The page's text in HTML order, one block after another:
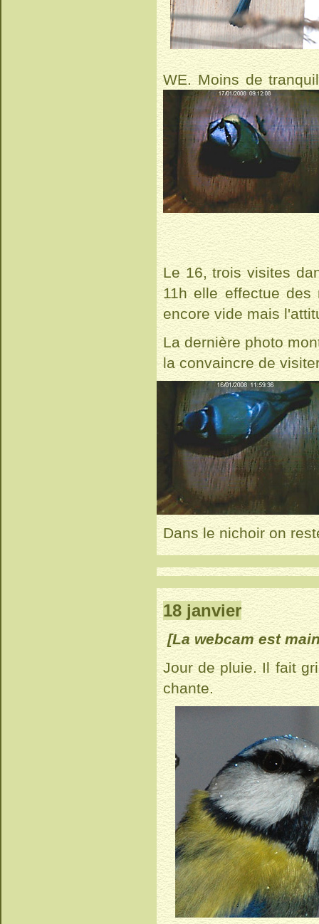
WE. Moins de
Le 16, trois visites
11h elle effectue des
encore vide mais
La dernière photo
la convaincre de
Dans le nichoir on
18 janvier
[La webcam est
Jour de pluie. Il fait
chante.